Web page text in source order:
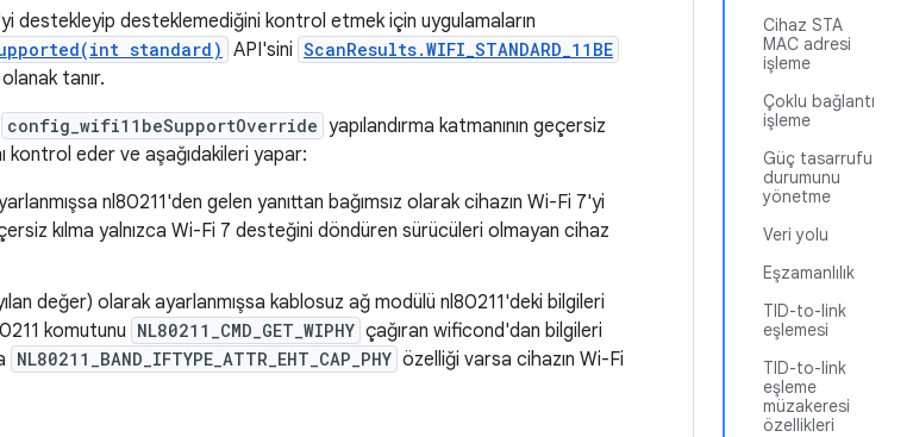
Cihaz STA
MAC adresi
işleme
Çoklu bağlantı
işleme
Güç tasarrufu
durumunu
yönetme
Veri yolu
Eşzamanlılık
TID-to-link
eşlemesi
TID-to-link
eşleme
müzakeresi
özellikleri
destekleyip desteklemediğini kontrol etmek için uygulamaların
standard) API'sini ScanResults.WIFI_STANDARD_11BE
tanır.
config_wifi11beSupportOverride yapılandırma katmanının geçersiz
kontrol eder ve aşağıdakileri yapar:
nl80211'den gelen yanıttan bağımsız olarak cihazın Wi-Fi 7'yi
kılma yalnızca Wi-Fi 7 desteğini döndüren sürücüleri olmayan cihaz
değer) olarak ayarlanmışsa kablosuz ağ modülü nl80211'deki bilgileri
komutunu NL80211_CMD_GET_WIPHY çağıran wificond'dan bilgileri
NL80211_BAND_IFTYPE_ATTR_EHT_CAP_PHY özelliği varsa cihazın Wi-Fi